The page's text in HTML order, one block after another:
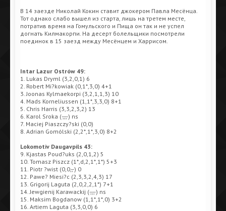
В 14 заезде Николай Кокин ставит джокером Павла Месёнца.
Тот однако слабо вышел из старта, лишь на третем месте,
потратив время на Гомульского и Пища он так и не успел
догнать Килмакорпи. На десерт болельщики посмотрели
поединок в 15 заезд между Месёнцем и Харрисом.
Intar Lazur Ostrów 49:
1. Lukas Dryml (3,2,0,1) 6
2. Robert Mi?kowiak (0,1*,3,0) 4+1
3. Joonas Kylmaekorpi (3,2,1,1,3) 10
4. Mads Korneliussen (1,1*,3,3,0) 8+1
5. Chris Harris (3,3,2,3,2) 13
6. Karol Sroka (-,-,-,-) ns
7. Maciej Piaszczy?ski (0,0)
8. Adrian Gomólski (2,2*,1*,3,0) 8+2
Lokomotiv Daugavpils 43:
9. Kjastas Poud?uks (2,0,1,2) 5
10. Tomasz Piszcz (1*,d,2,1*,1*) 5+3
11. Piotr ?wist (0,0,-,-) 0
12. Pawe? Miesi?c (2,3,3,2,4,3) 17
13. Grigorij Laguta (2,0,2,2,1*) 7+1
14. Jewgienij Karawackij (-,-,-,-) ns
15. Maksim Bogdanow (1,1*,1*,0) 3+2
16. Artiem Laguta (3,3,0,0) 6